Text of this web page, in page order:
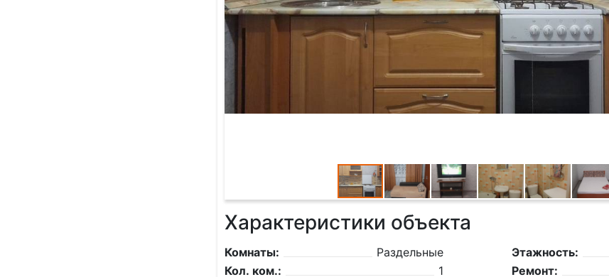
Характеристики объекта
Комнаты:
Раздельные
Кол. ком.:
1
Этажность:
Ремонт: